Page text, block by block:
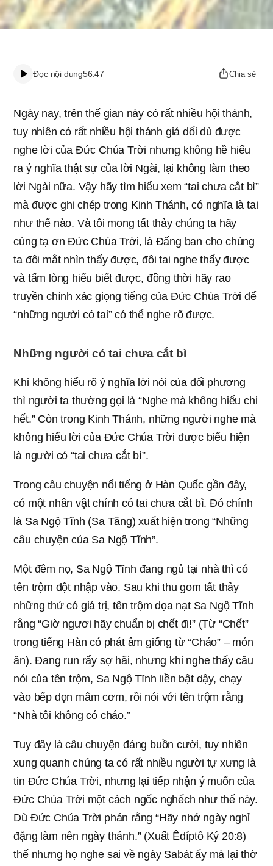
Đọc nội dung56:47 Chia sẻ
Ngày nay, trên thế gian này có rất nhiều hội thánh,
tuy nhiên có rất nhiều hội thánh giả dối dù được
nghe lời của Đức Chúa Trời nhưng không hề hiểu
ra ý nghĩa thật sự của lời Ngài, lại không làm theo
lời Ngài nữa. Vậy hãy tìm hiểu xem “tai chưa cắt bì”
mà được ghi chép trong Kinh Thánh, có nghĩa là tai
như thế nào. Và tôi mong tất thảy chúng ta hãy
cùng tạ ơn Đức Chúa Trời, là Đấng ban cho chúng
ta đôi mắt nhìn thấy được, đôi tai nghe thấy được
và tấm lòng hiểu biết được, đồng thời hãy rao
truyền chính xác giọng tiếng của Đức Chúa Trời để
“những người có tai” có thể nghe rõ được.
Những người có tai chưa cắt bì
Khi không hiểu rõ ý nghĩa lời nói của đối phương
thì người ta thường gọi là “Nghe mà không hiểu chi
hết.” Còn trong Kinh Thánh, những người nghe mà
không hiểu lời của Đức Chúa Trời được biểu hiện
là người có “tai chưa cắt bì”.
Trong câu chuyện nổi tiếng ở Hàn Quốc gần đây,
có một nhân vật chính có tai chưa cắt bì. Đó chính
là Sa Ngộ Tĩnh (Sa Tăng) xuất hiện trong “Những
câu chuyện của Sa Ngộ Tĩnh”.
Một đêm nọ, Sa Ngộ Tĩnh đang ngủ tại nhà thì có
tên trộm đột nhập vào. Sau khi thu gom tất thảy
những thứ có giá trị, tên trộm dọa nạt Sa Ngộ Tĩnh
rằng “Giờ ngươi hãy chuẩn bị chết đi!” (Từ “Chết”
trong tiếng Hàn có phát âm giống từ “Cháo” – món
ăn). Đang run rẩy sợ hãi, nhưng khi nghe thấy câu
nói của tên trộm, Sa Ngộ Tĩnh liền bật dậy, chạy
vào bếp dọn mâm cơm, rồi nói với tên trộm rằng
“Nhà tôi không có cháo.”
Tuy đây là câu chuyện đáng buồn cười, tuy nhiên
xung quanh chúng ta có rất nhiều người tự xưng là
tin Đức Chúa Trời, nhưng lại tiếp nhận ý muốn của
Đức Chúa Trời một cách ngốc nghếch như thế này.
Dù Đức Chúa Trời phán rằng “Hãy nhớ ngày nghỉ
đặng làm nên ngày thánh.” (Xuất Êdíptô Ký 20:8)
thế nhưng họ nghe sai về ngày Sabát ấy mà lại thờ